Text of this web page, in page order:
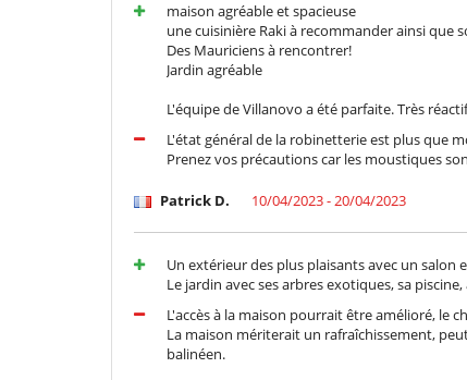
maison agréable et spacieuse
une cuisinière Raki à recommander ainsi
Des Mauriciens à rencontrer!
Jardin agréable
L'équipe de Villanovo a été parfaite. Très
L'état général de la robinetterie est plus que
Prenez vos précautions car les moustiques
Patrick D. 10/04/2023 - 20/04/2023
Un extérieur des plus plaisants avec un
Le jardin avec ses arbres exotiques, sa
L'accès à la maison pourrait être amélioré, le
La maison mériterait un rafraîchissement,
balinéen.